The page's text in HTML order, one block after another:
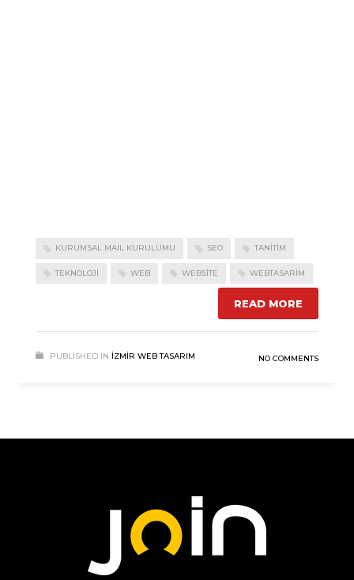
KURUMSAL MAIL KURULUMU SEO TANITIM
TEKNOLOJI WEB WEBSITE WEBTASARIM
READ MORE
PUBLISHED IN İZMIR WEB TASARIM NO COMMENTS